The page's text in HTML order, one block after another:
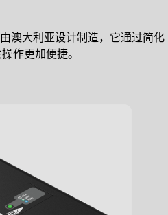
澳大利亚设计制造，它通过简化
作更加便捷。